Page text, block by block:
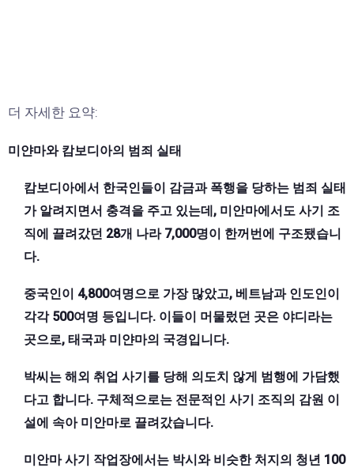
더 자세한 요약:
미얀마와 캄보디아의 범죄 실태
캄보디아에서 한국인들이 감금과 폭행을 당하는 범죄 실태
가 알려지면서 충격을 주고 있는데, 미안마에서도 사기 조
직에 끌려갔던 28개 나라 7,000명이 한꺼번에 구조됐습니
다.
중국인이 4,800여명으로 가장 많았고, 베트남과 인도인이
각각 500여명 등입니다. 이들이 머물렀던 곳은 야디라는
곳으로, 태국과 미얀마의 국경입니다.
박씨는 해외 취업 사기를 당해 의도치 않게 범행에 가담했
다고 합니다. 구체적으로는 전문적인 사기 조직의 감원 이
설에 속아 미안마로 끌려갔습니다.
미안마 사기 작업장에서는 박시와 비슷한 처지의 청년 100